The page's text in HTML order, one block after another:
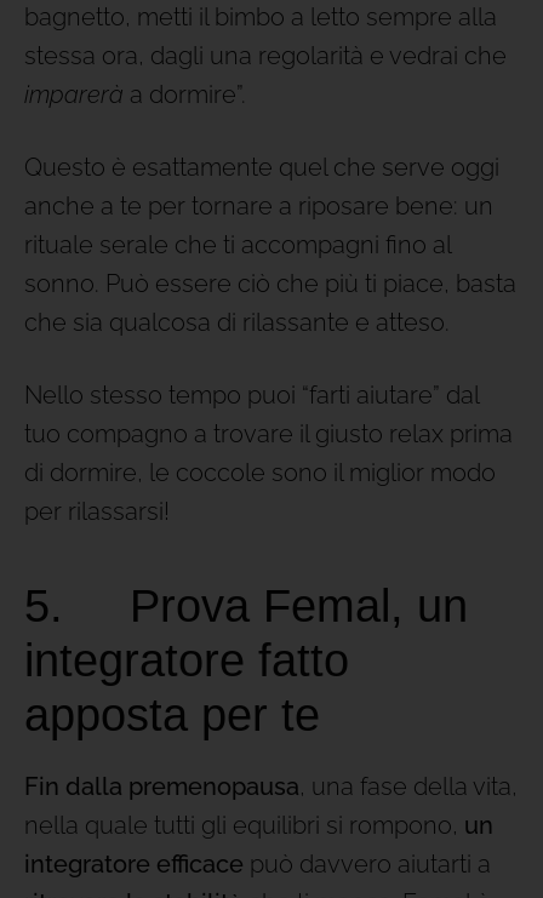
bagnetto, metti il bimbo a letto sempre alla
stessa ora, dagli una regolarità e vedrai che
imparerà a dormire”.
Questo è esattamente quel che serve oggi
anche a te per tornare a riposare bene: un
rituale serale che ti accompagni fino al
sonno. Può essere ciò che più ti piace, basta
che sia qualcosa di rilassante e atteso.
Nello stesso tempo puoi “farti aiutare” dal
tuo compagno a trovare il giusto relax prima
di dormire, le coccole sono il miglior modo
per rilassarsi!
5. Prova Femal, un
integratore fatto
apposta per te
Fin dalla premenopausa, una fase della vita,
nella quale tutti gli equilibri si rompono, un
integratore efficace può davvero aiutarti a